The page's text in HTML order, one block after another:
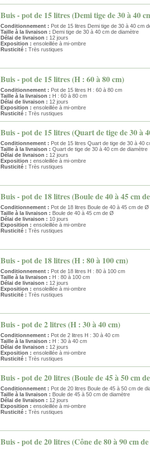
Buis - pot de 15 litres (Demi tige de 30 à 40
Conditionnement : Pot de 15 litres Demi tige de 30 à 40 cm
Taille à la livraison : Demi tige de 30 à 40 cm de diamètre
Délai de livraison : 12 jours
Exposition : ensoleillée à mi-ombre
Rusticité : Très rustiques
Buis - pot de 15 litres (H : 60 à 80 cm)
Conditionnement : Pot de 15 litres H : 60 à 80 cm
Taille à la livraison : H : 60 à 80 cm
Délai de livraison : 12 jours
Exposition : ensoleillée à mi-ombre
Rusticité : Très rustiques
Buis - pot de 15 litres (Quart de tige de 30 à
Conditionnement : Pot de 15 litres Quart de tige de 30 à 40
Taille à la livraison : Quart de tige de 30 à 40 cm de diamètre
Délai de livraison : 12 jours
Exposition : ensoleillée à mi-ombre
Rusticité : Très rustiques
Buis - pot de 18 litres (Boule de 40 à 45 cm
Conditionnement : Pot de 18 litres Boule de 40 à 45 cm de Ø
Taille à la livraison : Boule de 40 à 45 cm de Ø
Délai de livraison : 10 jours
Exposition : ensoleillée à mi-ombre
Rusticité : Très rustiques
Buis - pot de 18 litres (H : 80 à 100 cm)
Conditionnement : Pot de 18 litres H : 80 à 100 cm
Taille à la livraison : H : 80 à 100 cm
Délai de livraison : 12 jours
Exposition : ensoleillée à mi-ombre
Rusticité : Très rustiques
Buis - pot de 2 litres (H : 30 à 40 cm)
Conditionnement : Pot de 2 litres H : 30 à 40 cm
Taille à la livraison : H : 30 à 40 cm
Délai de livraison : 12 jours
Exposition : ensoleillée à mi-ombre
Rusticité : Très rustiques
Buis - pot de 20 litres (Boule de 45 à 50 cm
Conditionnement : Pot de 20 litres Boule de 45 à 50 cm de
Taille à la livraison : Boule de 45 à 50 cm de diamètre
Délai de livraison : 12 jours
Exposition : ensoleillée à mi-ombre
Rusticité : Très rustiques
Buis - pot de 20 litres (Cône de 80 à 90 cm